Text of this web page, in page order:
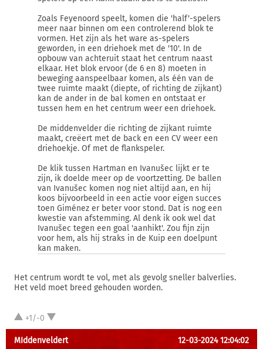
Zoals Feyenoord speelt, komen die 'half'-spelers
meer naar binnen om een controlerend blok te
vormen. Het zijn als het ware as-spelers
geworden, in een driehoek met de '10'. In de
opbouw van achteruit staat het centrum naast
elkaar. Het blok ervoor (de 6 en 8) moeten in
beweging aanspeelbaar komen, als één van de
twee ruimte maakt (diepte, of richting de zijkant)
kan de ander in de bal komen en ontstaat er
tussen hem en het centrum weer een driehoek.
De middenvelder die richting de zijkant ruimte
maakt, creëert met de back en een CV weer een
driehoekje. Of met de flankspeler.
De klik tussen Hartman en Ivanušec lijkt er te
zijn, ik doelde meer op de voortzetting. De ballen
van Ivanušec komen nog niet altijd aan, en hij
koos bijvoorbeeld in een actie voor eigen succes
toen Giménez er beter voor stond. Dat is nog een
kwestie van afstemming. Al denk ik ook wel dat
Ivanušec tegen een goal 'aanhikt'. Zou fijn zijn
voor hem, als hij straks in de Kuip een doelpunt
kan maken.
Het centrum wordt te vol, met als gevolg sneller balverlies.
Het veld moet breed gehouden worden.
+1/-0
MIddenveldert 12-03-2024 12:04:02